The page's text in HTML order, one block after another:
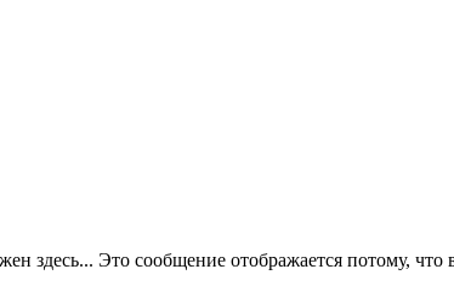
здесь... Это сообщение отображается потому,